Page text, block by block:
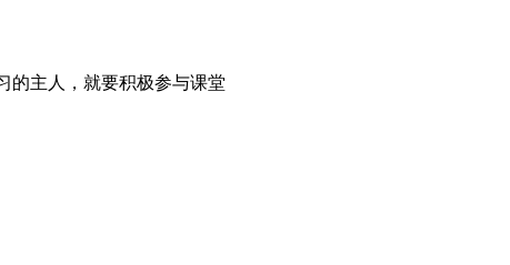
的主人，就要积极参与课堂